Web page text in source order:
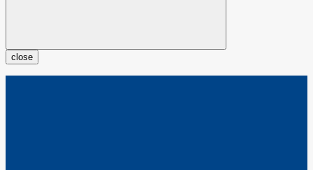
close